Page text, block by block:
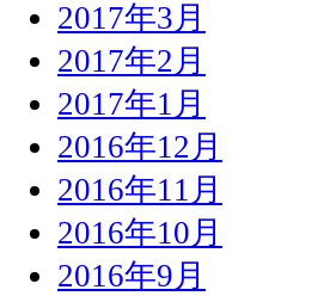
2017年3月
2017年2月
2017年1月
2016年12月
2016年11月
2016年10月
2016年9月